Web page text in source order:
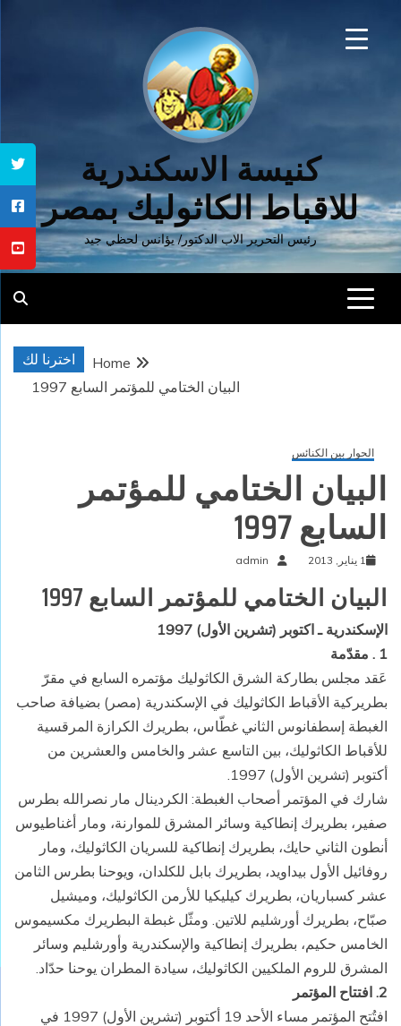
كنيسة الاسكندرية
للاقباط الكاثوليك بمصر
رئيس التحرير الاب الدكتور/ يؤانس لحظي جيد
اخترنا لك
Home
البيان الختامي للمؤتمر السابع 1997
الحوار بين الكنائس
البيان الختامي للمؤتمر
السابع 1997
1 يناير, 2013 admin
البيان الختامي للمؤتمر السابع 1997
الإسكندرية ـ اكتوبر (تشرين الأول) 1997
1 . مقدّمة
عَقد مجلس بطاركة الشرق الكاثوليك مؤتمره السابع في مقرّ
بطريركية الأقباط الكاثوليك في الإسكندرية (مصر) بضيافة صاحب
الغبطة إسطفانوس الثاني غطّاس، بطريرك الكرازة المرقسية
للأقباط الكاثوليك، بين التاسع عشر والخامس والعشرين من
أكتوبر (تشرين الأول) 1997.
شارك في المؤتمر أصحاب الغبطة: الكردينال مار نصرالله بطرس
صفير، بطريرك إنطاكية وسائر المشرق للموارنة، ومار أغناطيوس
أنطون الثاني حايك، بطريرك إنطاكية للسريان الكاثوليك، ومار
روفائيل الأول بيداويد، بطريرك بابل للكلدان، ويوحنا بطرس الثامن
عشر كسباريان، بطريرك كيليكيا للأرمن الكاثوليك، وميشيل
صبّاح، بطريرك أورشليم للاتين. ومثّل غبطة البطريرك مكسيموس
الخامس حكيم، بطريرك إنطاكية والإسكندرية وأورشليم وسائر
المشرق للروم الملكيين الكاثوليك، سيادة المطران يوحنا حدّاد.
2. افتتاح المؤتمر
افتُتح المؤتمر مساء الأحد 19 أكتوبر (تشرين الأول) 1997 في